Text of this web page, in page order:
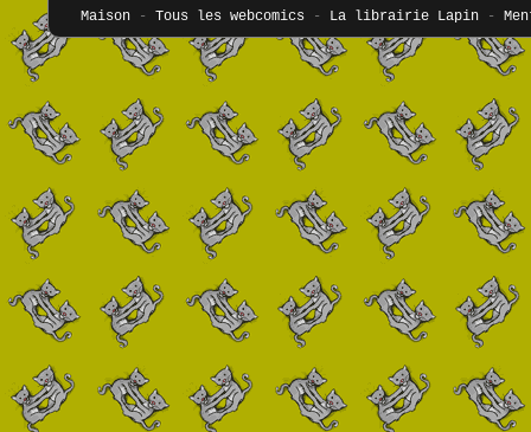
Maison- Tous les webcomics - La librairie Lapin-